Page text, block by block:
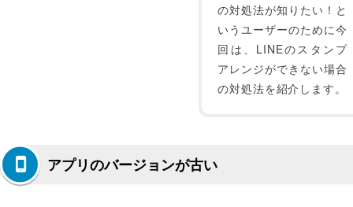
の対処法が知りたい！と
いうユーザーのために今
回は、LINEのスタンプ
アレンジができない場合
の対処法を紹介します。
アプリのバージョンが古い